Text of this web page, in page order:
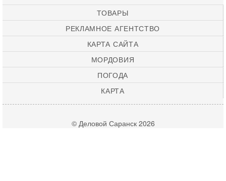
ТОВАРЫ
РЕКЛАМНОЕ АГЕНТСТВО
КАРТА САЙТА
МОРДОВИЯ
ПОГОДА
КАРТА
© Деловой Саранск 2026